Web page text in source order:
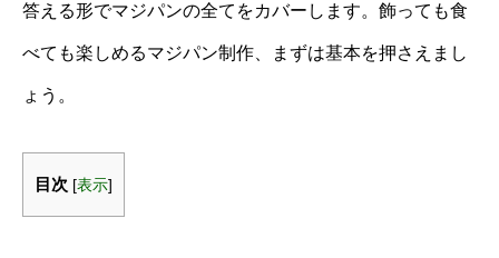
答える形でマジパンの全てをカバーします。飾っても食
べても楽しめるマジパン制作、まずは基本を押さえまし
ょう。
目次 [表示]